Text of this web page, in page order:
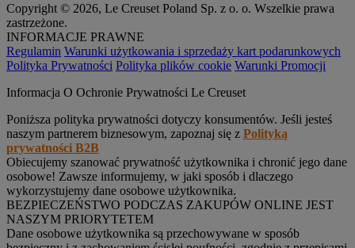
Copyright © 2026, Le Creuset Poland Sp. z o. o. Wszelkie prawa
zastrzeżone.
INFORMACJE PRAWNE
Regulamin Warunki użytkowania i sprzedaży kart podarunkowych
Polityka Prywatności Polityka plików cookie Warunki Promocji
Informacja O Ochronie Prywatności Le Creuset
Poniższa polityka prywatności dotyczy konsumentów. Jeśli jesteś
naszym partnerem biznesowym, zapoznaj się z Polityką
prywatności B2B
Obiecujemy szanować prywatność użytkownika i chronić jego dane
osobowe! Zawsze informujemy, w jaki sposób i dlaczego
wykorzystujemy dane osobowe użytkownika.
BEZPIECZEŃSTWO PODCZAS ZAKUPÓW ONLINE JEST
NASZYM PRIORYTETEM
Dane osobowe użytkownika są przechowywane w sposób